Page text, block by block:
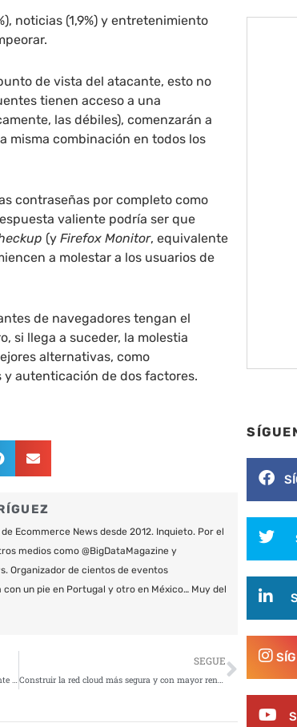
noticias (1,9%) y entretenimiento
de vista del atacante, esto no
tienen acceso a una
las débiles), comenzarán a
misma combinación en todos los
contraseñas por completo como
valiente podría ser que
(yFirefox Monitor, equivalente
a molestar a los usuarios de
de navegadores tengan el
si llega a suceder, la molestia
alternativas, como
autenticación de dos factores.
Ecommerce News desde 2012. Inquieto. Por el
medios como @BigDataMagazine y
Organizador de cientos de eventos
con un pie en Portugal y otro en México… Muy del
Symantec posicionado como Líder en el Cuadrante Mágico de Gartner para plataformas de protección de endpoints
SEGUE
Construir la red cloud más segura y con mayor rendimiento del mundo